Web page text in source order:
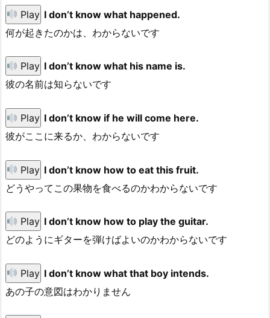
Play I don’t know what happened.
何が起きたのかは、わからないです
Play I don’t know what his name is.
彼の名前は知らないです
Play I don’t know if he will come here.
彼がここに来るか、わからないです
Play I don’t know how to eat this fruit.
どうやってこの果物を食べるのかわからないです
Play I don’t know how to play the guitar.
どのようにギターを弾けばよいのかわからないです
Play I don’t know what that boy intends.
あの子の意図はわかりません